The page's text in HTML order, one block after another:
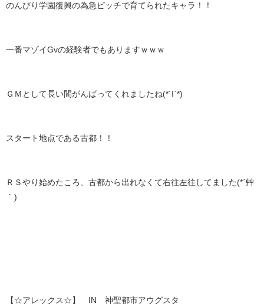
のんびり学園復興の為急ピッチで育てられたキャラ！！
一番マゾイGvの経験者でもありますｗｗｗ
ＧＭとして長い間がんばってくれましたね(*´I`*)
スタート地点である古都！！
ＲＳやり始めたころ、古都から出れなくて右往左往してました(*´艸
｀)
【☆アレックス☆】 IN 神聖都市アウグスタ